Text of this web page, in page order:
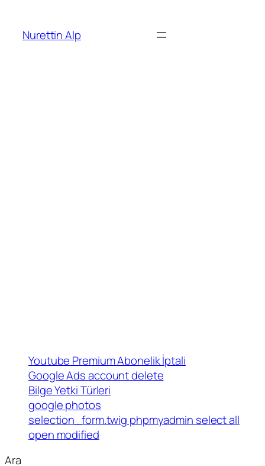
Nurettin Alp
Youtube Premium Abonelik İptali
Google Ads account delete
Bilge Yetki Türleri
google photos
selection_form.twig phpmyadmin select all
open modified
Ara